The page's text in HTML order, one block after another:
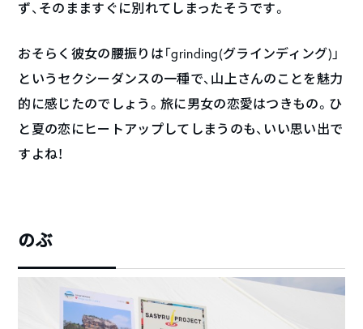
ず、そのまますぐに別れてしまったそうです。
おそらく彼女の腰振りは「grinding(グラインディング)」
というセクシーダンスの一種で、山上さんのことを魅力
的に感じたのでしょう。旅に男女の恋愛はつきもの。ひ
と夏の恋にヒートアップしてしまうのも、いい思い出で
すよね！
のぶ